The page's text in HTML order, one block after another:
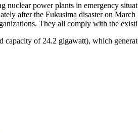
power plants in emergency
after the Fukusima disaster on
They all comply with the
of 24.2 gigawatt), which